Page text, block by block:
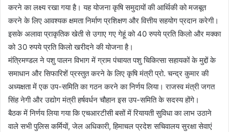
करने का लक्ष्य रखा गया है। यह योजना कृषि समुदायों की आर्थिकी को मजबूत
करने के लिए आवश्यक क्षमता निर्माण प्रशिक्षण और वित्तीय सहयोग प्रदान करेगी।
इसके अलावा प्राकृतिक खेती से उगाए गए गेहूं को 40 रुपये प्रति किलो और मक्का
को 30 रुपये प्रति किलो खरीदने की योजना है।
मंत्रिमण्डल ने पशु पालन विभाग में ग्राम पंचायत पशु चिकित्सा सहायकों के मुद्दों के
समाधान और सिफारिशें प्रस्तुत करने के लिए कृषि मंत्री प्रो. चन्द्र कुमार की
अध्यक्षता में एक उप-समिति का गठन करने का निर्णय लिया। राजस्व मंत्री जगत
सिंह नेगी और उद्योग मंत्री हर्षवर्धन चौहान इस उप-समिति के सदस्य होंगे।
बैठक में निर्णय लिया गया कि एचआरटीसी बसों में रियायती सुविधा का लाभ उठाने
वाले सभी पुलिस कर्मियों, जेल अधिकारी, हिमाचल प्रदेश सचिवालय सुरक्षा सेवाएं